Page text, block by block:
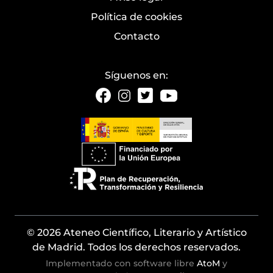
Política de cookies
Contacto
Síguenos en:
© 2026 Ateneo Científico, Literario y Artístico
de Madrid. Todos los derechos reservados.
Implementado con software libre AtoM y